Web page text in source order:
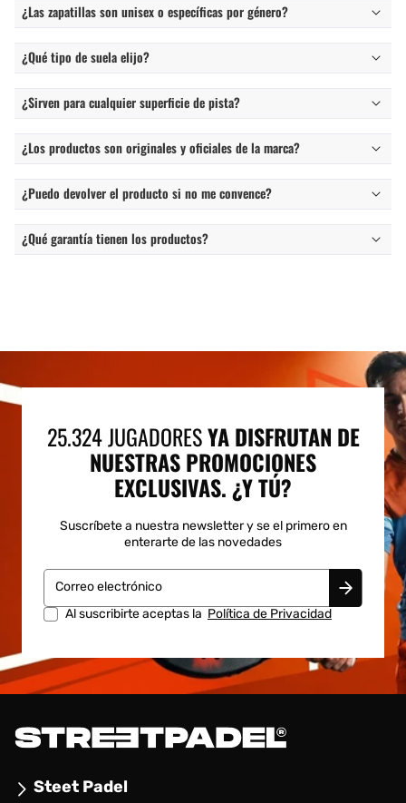
¿Las zapatillas son unisex o específicas por género?
¿Qué tipo de suela elijo?
¿Sirven para cualquier superficie de pista?
¿Los productos son originales y oficiales de la marca?
¿Puedo devolver el producto si no me convence?
¿Qué garantía tienen los productos?
25.324 JUGADORESYA DISFRUTAN DE
NUESTRAS PROMOCIONES
EXCLUSIVAS. ¿Y TÚ?
Suscríbete a nuestra newsletter y se el primero en
enterarte de las novedades
Correo electrónico
Al suscribirte aceptas la Política de Privacidad
Steet Padel